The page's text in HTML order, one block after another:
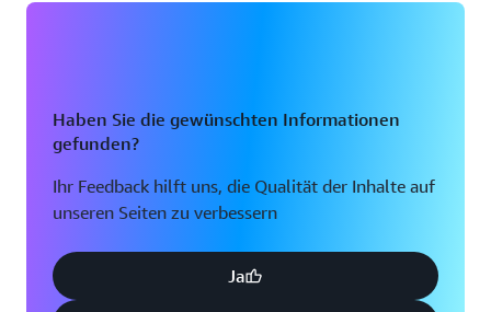
Haben Sie die gewünschten Informationen
gefunden?
Ihr Feedback hilft uns, die Qualität der Inhalte auf
unseren Seiten zu verbessern
Ja